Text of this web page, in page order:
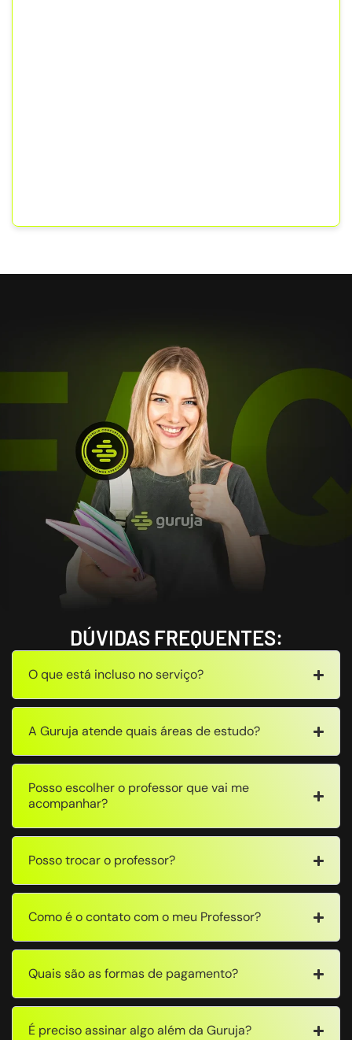
DÚVIDAS FREQUENTES:
O que está incluso no serviço?
A Guruja atende quais áreas de estudo?
Posso escolher o professor que vai me
acompanhar?
Posso trocar o professor?
Como é o contato com o meu Professor?
Quais são as formas de pagamento?
É preciso assinar algo além da Guruja?